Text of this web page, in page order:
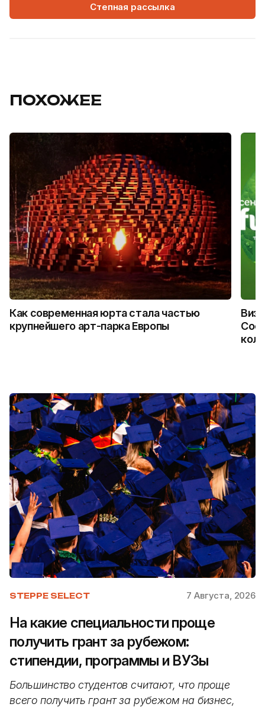
Степная рассылка
ПОХОЖЕЕ
Как современная юрта стала частью
крупнейшего арт-парка Европы
STEPPE SELECT 7 Августа, 2026
На какие специальности проще
получить грант за рубежом:
стипендии, программы и ВУЗы
Большинство студентов считают, что проще
всего получить грант за рубежом на бизнес,